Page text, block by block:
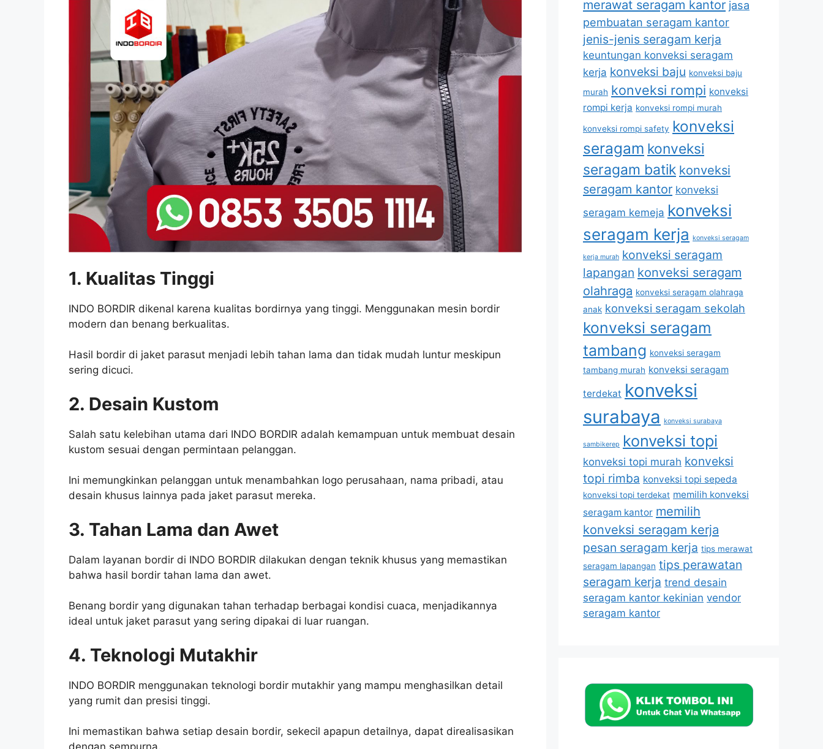
1. Kualitas Tinggi
INDO BORDIR dikenal karena kualitas bordirnya yang tinggi. Menggunakan mesin bordir
modern dan benang berkualitas.
Hasil bordir di jaket parasut menjadi lebih tahan lama dan tidak mudah luntur meskipun
sering dicuci.
2. Desain Kustom
Salah satu kelebihan utama dari INDO BORDIR adalah kemampuan untuk membuat desain
kustom sesuai dengan permintaan pelanggan.
Ini memungkinkan pelanggan untuk menambahkan logo perusahaan, nama pribadi, atau
desain khusus lainnya pada jaket parasut mereka.
3. Tahan Lama dan Awet
Dalam layanan bordir di INDO BORDIR dilakukan dengan teknik khusus yang memastikan
bahwa hasil bordir tahan lama dan awet.
Benang bordir yang digunakan tahan terhadap berbagai kondisi cuaca, menjadikannya
ideal untuk jaket parasut yang sering dipakai di luar ruangan.
4. Teknologi Mutakhir
INDO BORDIR menggunakan teknologi bordir mutakhir yang mampu menghasilkan detail
yang rumit dan presisi tinggi.
Ini memastikan bahwa setiap desain bordir, sekecil apapun detailnya, dapat direalisasikan
merawat seragam kantor jasa
pembuatan seragam kantor
jenis-jenis seragam kerja
keuntungan konveksi seragam
kerja konveksi baju konveksi baju
murah konveksi rompi konveksi
rompi kerja konveksi rompi murah
konveksi rompi safety konveksi
seragam konveksi
seragam batik konveksi
seragam kantor konveksi
seragam kemeja konveksi
seragam kerja konveksi seragam
kerja murah konveksi seragam
lapangan konveksi seragam
olahraga konveksi seragam olahraga
anak konveksi seragam sekolah
konveksi seragam
tambang konveksi seragam
tambang murah konveksi seragam
terdekat konveksi
surabaya konveksi surabaya
sambikerep konveksi topi
konveksi topi murah konveksi
topi rimba konveksi topi sepeda
konveksi topi terdekat memilih konveksi
seragam kantor memilih
konveksi seragam kerja
pesan seragam kerja tips merawat
seragam lapangan tips perawatan
seragam kerja trend desain
seragam kantor kekinian vendor
seragam kantor